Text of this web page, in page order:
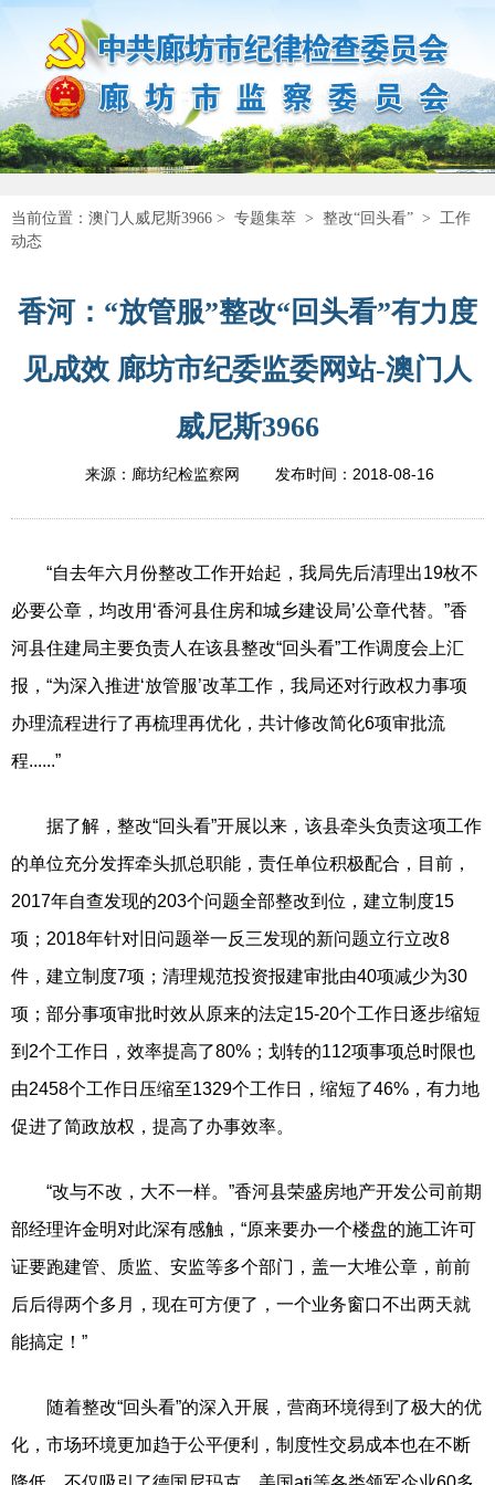
当前位置： 澳门人威尼斯3966 > 专题集萃 > 整改“回头看” > 工作
动态
香河：“放管服”整改“回头看”有力度
见成效 廊坊市纪委监委网站-澳门人
威尼斯3966
来源：廊坊纪检监察网 发布时间： 2018-08-16
“自去年六月份整改工作开始起，我局先后清理出19枚不
必要公章，均改用‘香河县住房和城乡建设局’公章代替。”香
河县住建局主要负责人在该县整改“回头看”工作调度会上汇
报，“为深入推进‘放管服’改革工作，我局还对行政权力事项
办理流程进行了再梳理再优化，共计修改简化6项审批流
程......”
据了解，整改“回头看”开展以来，该县牵头负责这项工作
的单位充分发挥牵头抓总职能，责任单位积极配合，目前，
2017年自查发现的203个问题全部整改到位，建立制度15
项；2018年针对旧问题举一反三发现的新问题立行立改8
件，建立制度7项；清理规范投资报建审批由40项减少为30
项；部分事项审批时效从原来的法定15-20个工作日逐步缩短
到2个工作日，效率提高了80%；划转的112项事项总时限也
由2458个工作日压缩至1329个工作日，缩短了46%，有力地
促进了简政放权，提高了办事效率。
“改与不改，大不一样。”香河县荣盛房地产开发公司前期
部经理许金明对此深有感触，“原来要办一个楼盘的施工许可
证要跑建管、质监、安监等多个部门，盖一大堆公章，前前
后后得两个多月，现在可方便了，一个业务窗口不出两天就
能搞定！”
随着整改“回头看”的深入开展，营商环境得到了极大的优
化，市场环境更加趋于公平便利，制度性交易成本也在不断